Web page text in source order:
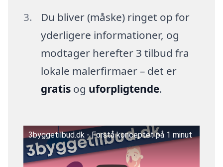
Du bliver (måske) ringet op for
yderligere informationer, og
modtager herefter 3 tilbud fra
lokale malerfirmaer – det er
gratisog uforpligtende.
3byggetilbud.dk - Forstå konceptet på 1 minut